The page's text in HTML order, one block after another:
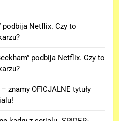
podbija Netflix. Czy to
podbija Netflix. Czy to
– znamy OFICJALNE tytuły
Cretton zdradza, że
dowiemy się znaczenia
po napisach „SPIDER-
BRAND NEW DAY”!
informacje o roli